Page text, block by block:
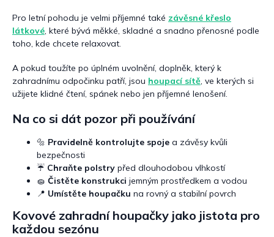
Pro letní pohodu je velmi příjemné také závěsné křeslo
látkové, které bývá měkké, skladné a snadno přenosné podle
toho, kde chcete relaxovat.
A pokud toužíte po úplném uvolnění, doplněk, který k
zahradnímu odpočinku patří, jsou houpací sítě, ve kterých si
užijete klidné čtení, spánek nebo jen příjemné lenošení.
Na co si dát pozor při používání
🔩 Pravidelně kontrolujte spoje a závěsy kvůli
bezpečnosti
☔ Chraňte polstry před dlouhodobou vlhkostí
🧽 Čistěte konstrukci jemným prostředkem a vodou
📍 Umístěte houpačku na rovný a stabilní povrch
Kovové zahradní houpačky jako jistota pro
každou sezónu